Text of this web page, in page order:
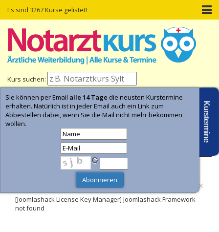
Es sind 3267 Kurse gelistet!
Kurs suchen:
Home Kurs-Termine Kurs-Suche
×
[Joomlashack License Key Manager] Joomlashack Framework
not found
Kurstermine
Sie können per Email alle 14 Tage die neusten Kurstermine
erhalten. Natürlich ist in jeder Email auch ein Link zum
Abbestellen dabei, wenn Sie die Mail nicht mehr bekommen
wollen.